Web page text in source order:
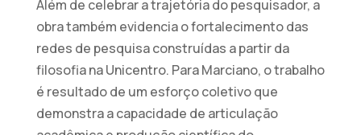
Além de celebrar a trajetória do pesquisador, a
obra também evidencia o fortalecimento das
redes de pesquisa construídas a partir da
filosofia na Unicentro. Para Marciano, o trabalho
é resultado de um esforço coletivo que
demonstra a capacidade de articulação